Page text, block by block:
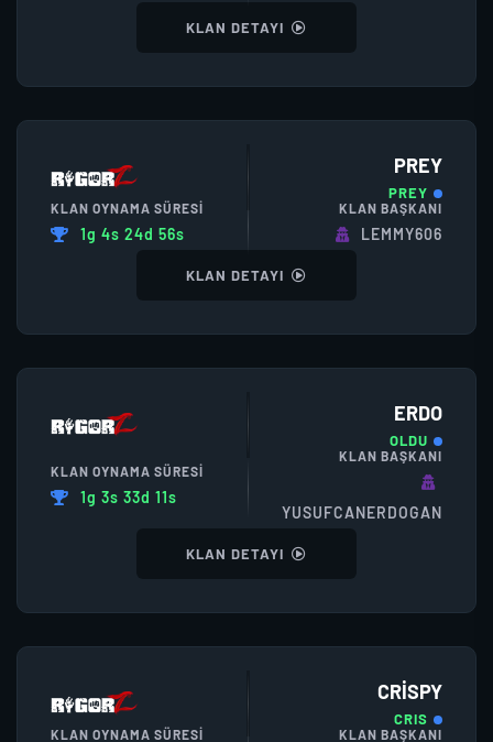
KLAN DETAYI
PREY
PREY
KLAN OYNAMA SÜRESI
1g 4s 24d 56s
KLAN BAŞKANI
LEMMY606
KLAN DETAYI
ERDO
OLDU
KLAN OYNAMA SÜRESI
1g 3s 33d 11s
KLAN BAŞKANI
YUSUFCANERDOGAN
KLAN DETAYI
CRISPY
CRIS
KLAN OYNAMA SÜRESI KLAN BAŞKANI